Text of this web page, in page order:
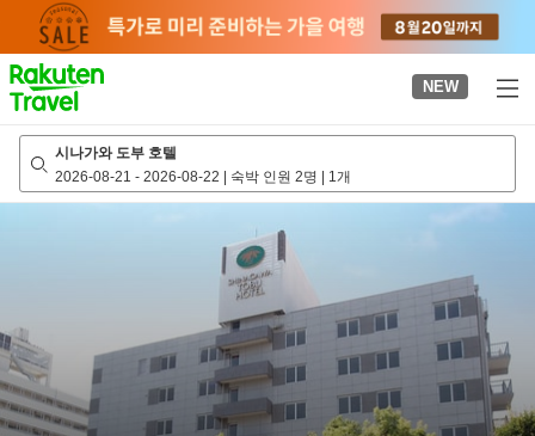
page
NEW
시나가와 도부 호텔
2026-08-21 - 2026-08-22 | 숙박 인원 2명 | 1개